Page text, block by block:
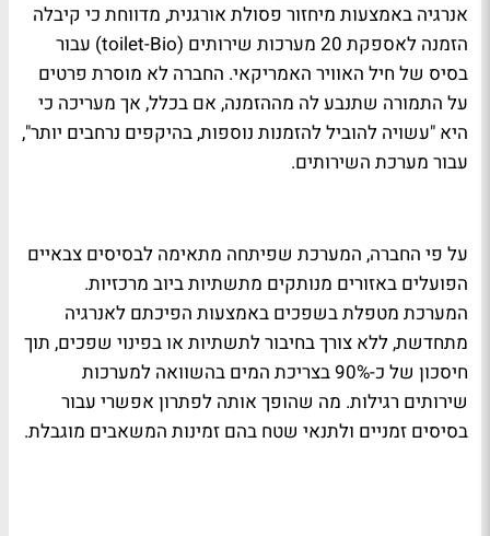
אנרגיה באמצעות מיחזור פסולת אורגנית, מדווחת כי קיבלה
הזמנה לאספקת 20 מערכות שירותים (toilet-Bio) עבור
בסיס של חיל האוויר האמריקאי. החברה לא מוסרת פרטים
על התמורה שתנבע לה מההזמנה, אם בכלל, אך מעריכה כי
היא "עשויה להוביל להזמנות נוספות, בהיקפים נרחבים יותר",
עבור מערכת השירותים.
על פי החברה, המערכת שפיתחה מתאימה לבסיסים צבאיים
הפועלים באזורים מנותקים מתשתיות ביוב מרכזיות.
המערכת מטפלת בשפכים באמצעות הפיכתם לאנרגיה
מתחדשת, ללא צורך בחיבור לתשתיות או בפינוי שפכים, תוך
חיסכון של כ-90% בצריכת המים בהשוואה למערכות
שירותים רגילות. מה שהופך אותה לפתרון אפשרי עבור
בסיסים זמניים ולתנאי שטח בהם זמינות המשאבים מוגבלת.